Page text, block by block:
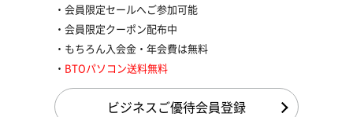
会員限定セールへご参加可能
会員限定クーポン配布中
もちろん入会金・年会費は無料
BTOパソコン送料無料
ビジネスご優待会員登録